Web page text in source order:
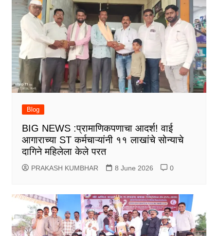
Blog
BIG NEWS :प्रामाणिकपणाचा आदर्श! वाई
आगाराच्या ST कर्मचाऱ्यांनी ११ लाखांचे सोन्याचे
दागिने महिलेला केले परत
PRAKASH KUMBHAR 8 June 2026 0